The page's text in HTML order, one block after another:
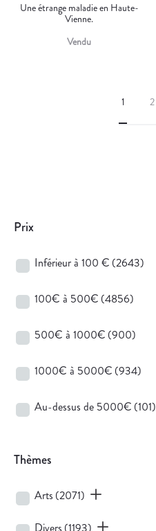
Une étrange maladie en Haute-
Vienne.
Vendu
1 2
Prix
Inférieur à 100 € (2643)
100€ à 500€ (4856)
500€ à 1000€ (900)
1000€ à 5000€ (934)
Au-dessus de 5000€ (101)
Thèmes
Arts (2071)